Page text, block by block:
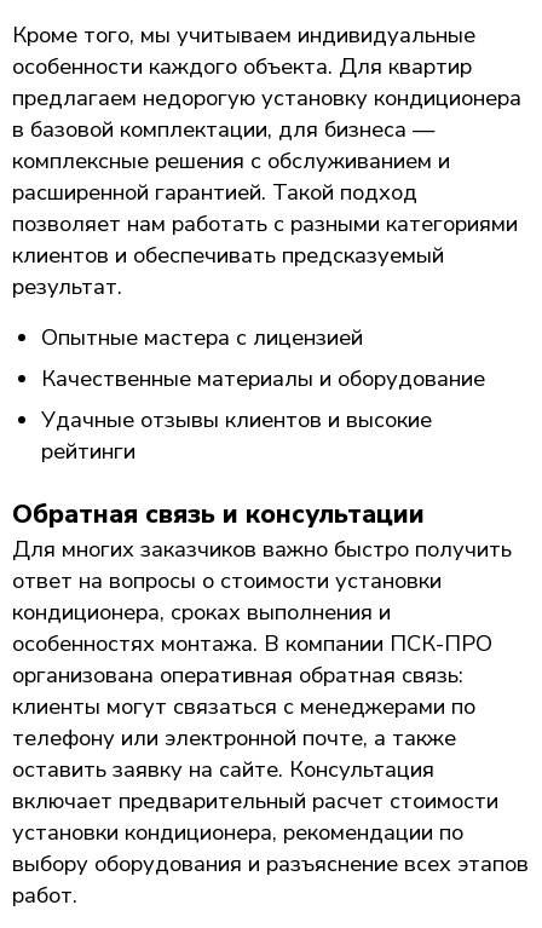
Кроме того, мы учитываем индивидуальные
особенности каждого объекта. Для квартир
предлагаем недорогую установку кондиционера
в базовой комплектации, для бизнеса —
комплексные решения с обслуживанием и
расширенной гарантией. Такой подход
позволяет нам работать с разными категориями
клиентов и обеспечивать предсказуемый
результат.
Опытные мастера с лицензией
Качественные материалы и оборудование
Удачные отзывы клиентов и высокие
рейтинги
Обратная связь и консультации
Для многих заказчиков важно быстро получить
ответ на вопросы о стоимости установки
кондиционера, сроках выполнения и
особенностях монтажа. В компании ПСК-ПРО
организована оперативная обратная связь:
клиенты могут связаться с менеджерами по
телефону или электронной почте, а также
оставить заявку на сайте. Консультация
включает предварительный расчет стоимости
установки кондиционера, рекомендации по
выбору оборудования и разъяснение всех этапов
работ.